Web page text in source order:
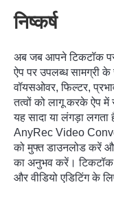
निष्कर्ष
अब जब आपने टिकटॉक
ऐप पर उपलब्ध सामग्री
वॉयसओवर, फिल्टर,
तत्वों को लागू करके ऐप
यह सादा या लंगड़ा
AnyRec Video
को मुफ्त डाउनलोड करें
का अनुभव करें। टिकटॉक
और वीडियो एडिटिंग के